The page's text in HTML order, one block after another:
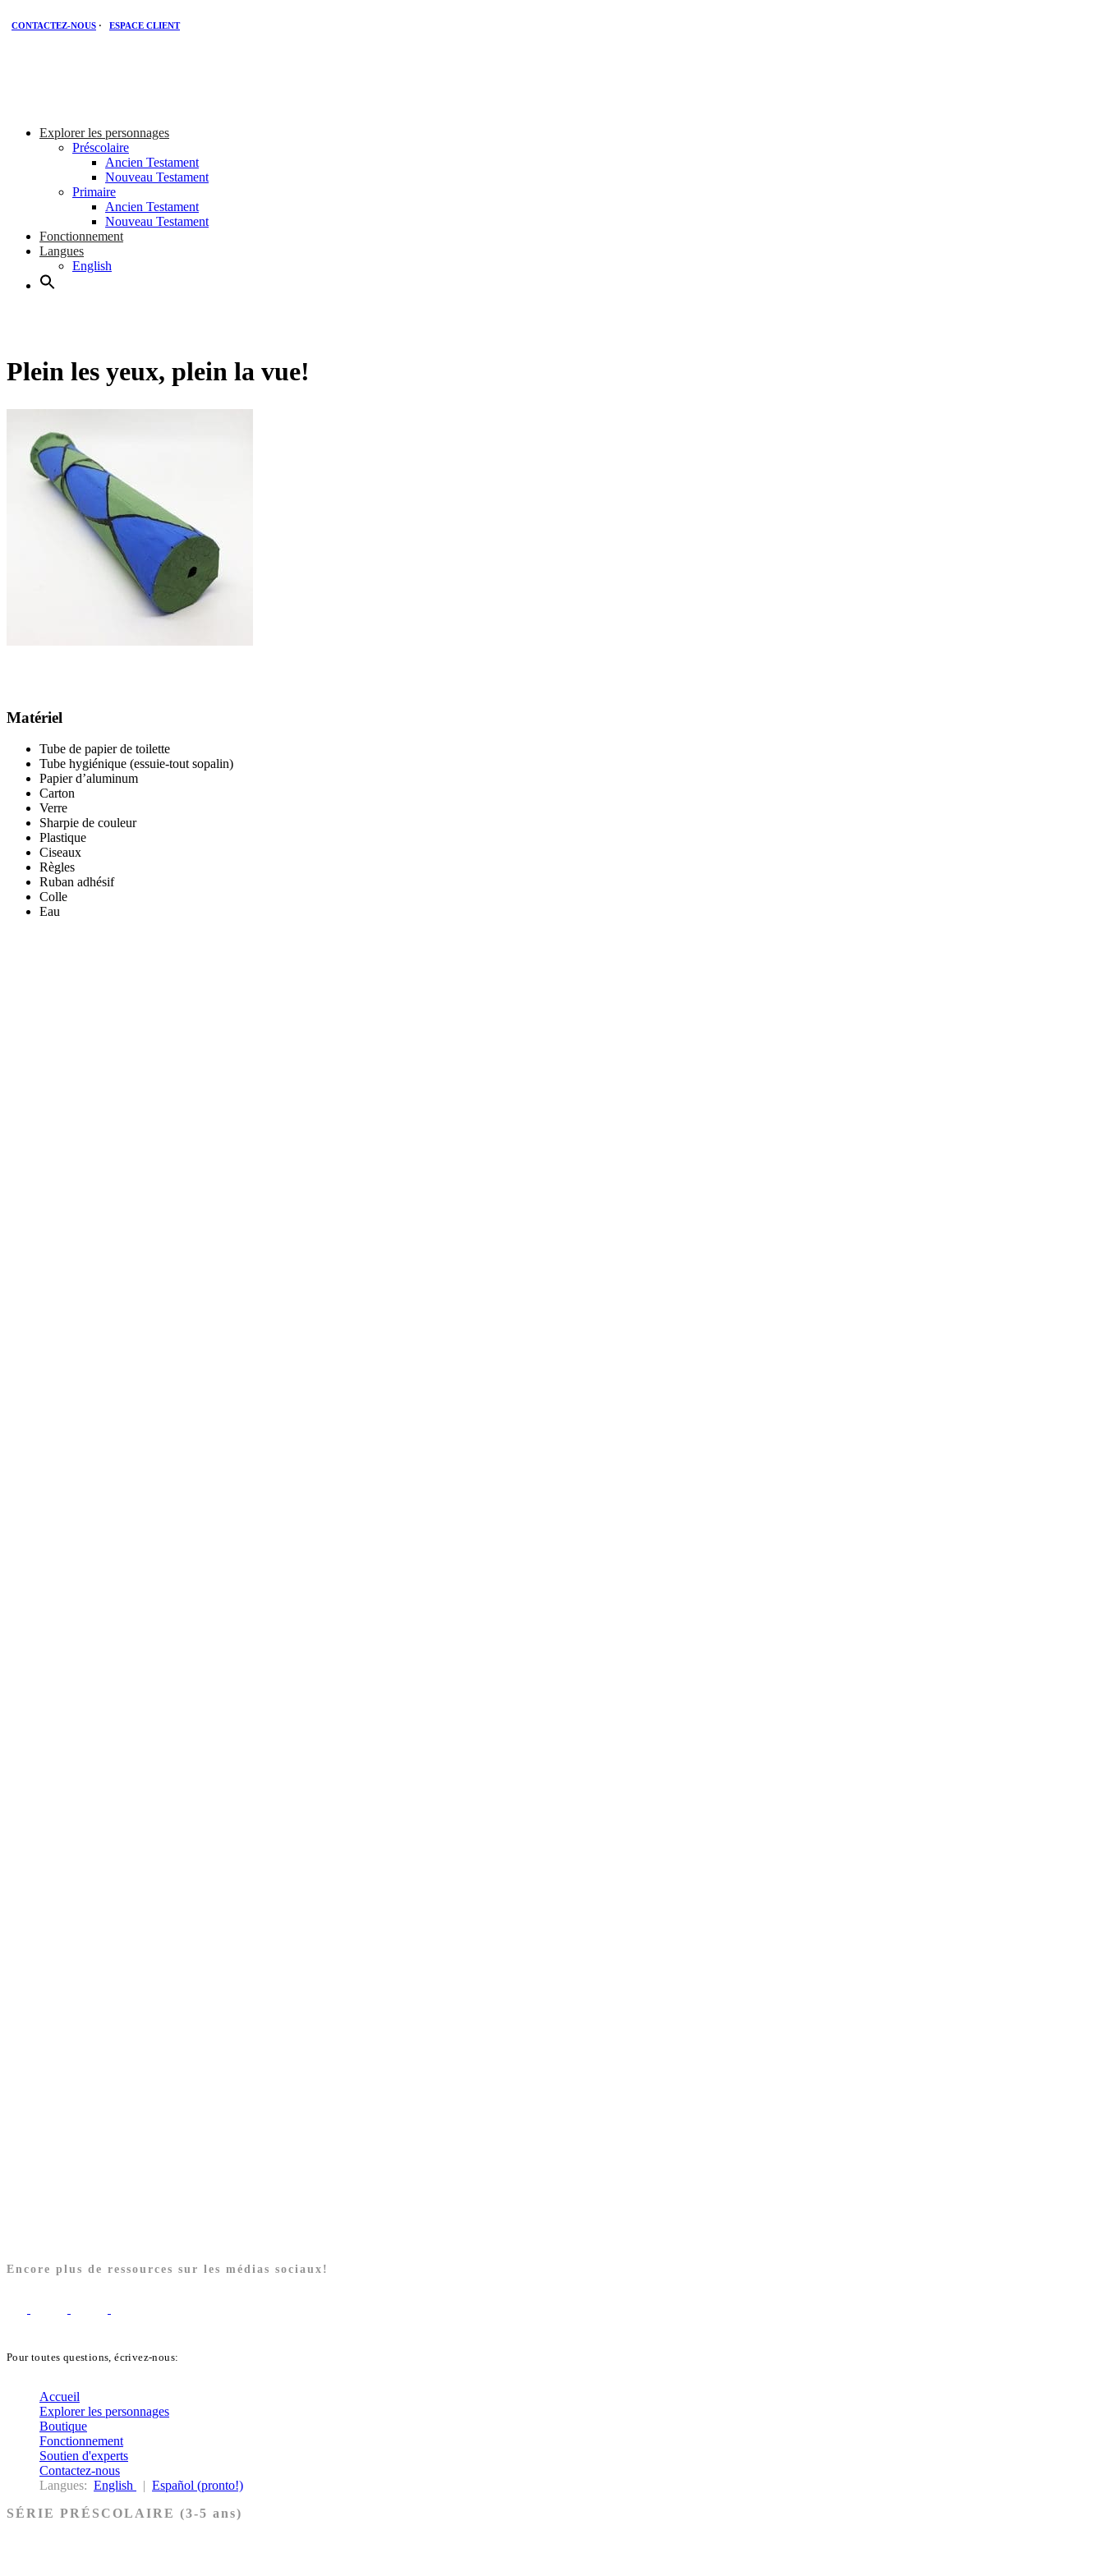
CONTACTEZ-NOUS · ESPACE CLIENT
Explorer les personnages
Préscolaire
Ancien Testament
Nouveau Testament
Primaire
Ancien Testament
Nouveau Testament
Fonctionnement
Langues
English
Plein les yeux, plein la vue!
Matériel
Tube de papier de toilette
Tube hygiénique (essuie-tout sopalin)
Papier d’aluminum
Carton
Verre
Sharpie de couleur
Plastique
Ciseaux
Règles
Ruban adhésif
Colle
Eau
Encore plus de ressources sur les médias sociaux!
Pour toutes questions, écrivez-nous:
Accueil
Explorer les personnages
Boutique
Fonctionnement
Soutien d'experts
Contactez-nous
Langues: English | Español (pronto!)
SÉRIE PRÉSCOLAIRE (3-5 ans)